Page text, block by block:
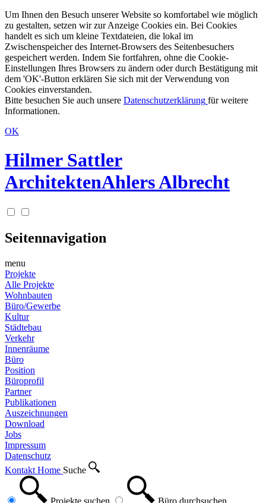
Um Ihnen den Besuch unserer Website so komfortabel wie möglich
zu gestalten, setzen wir zur Anzeige Cookies ein. Bei Cookies
handelt es sich um kleine Textdateien, die lokal im
Zwischenspeicher des Internet-Browsers des Seitenbesuchers
gespeichert werden. Indem Sie fortfahren, ohne die Cookie-
Einstellungen Ihres Browsers zu ändern oder durch Bestätigung mit
dem 'OK'-Button erklären Sie sich mit der Verwendung von
Cookies einverstanden.
Bitte besuchen Sie auch unsere Datenschutzerklärung für weitere
Informationen.
OK
Hilmer Sattler
ArchitektenAhlers Albrecht
Seitennavigation
menu
Projekte
Alle Projekte
Wohnbauten
Büro/Gewerbe
Kultur
Städtebau
Verkehr
Innenräume
Büro
Position
Büroprofil
Partner
Publikationen
Auszeichnungen
Download
Jobs
Impressum
Datenschutz
Kontakt Home Suche
Projekte suchen Büro durchsuchen